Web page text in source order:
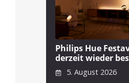
Philips Hue
derzeit wieder
5. August 2026